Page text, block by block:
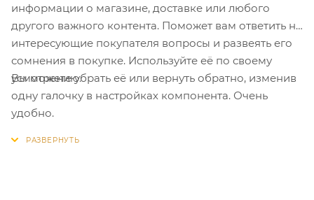
информации о магазине, доставке или любого
другого важного контента. Поможет вам ответить на
интересующие покупателя вопросы и развеять его
сомнения в покупке. Используйте её по своему
усмотрению.
Вы можете убрать её или вернуть обратно, изменив
одну галочку в настройках компонента. Очень
удобно.